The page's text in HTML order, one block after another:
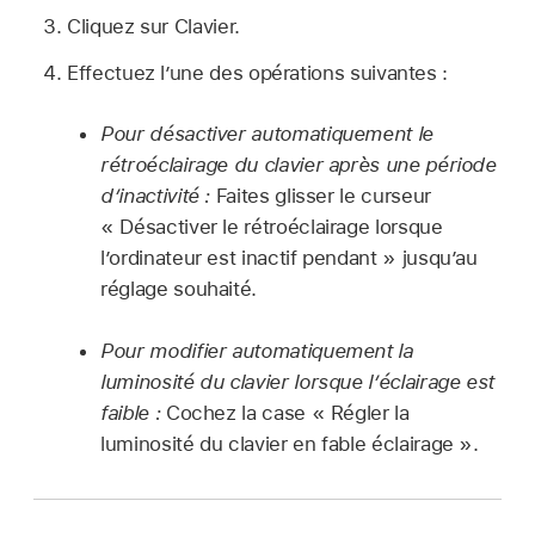
Cliquez sur Clavier.
Effectuez l’une des opérations suivantes :
Pour désactiver automatiquement le
rétroéclairage du clavier après une période
d’inactivité : Faites glisser le curseur
« Désactiver le rétroéclairage lorsque
l’ordinateur est inactif pendant » jusqu’au
réglage souhaité.
Pour modifier automatiquement la
luminosité du clavier lorsque l’éclairage est
faible :Cochez la case « Régler la
luminosité du clavier en fable éclairage ».